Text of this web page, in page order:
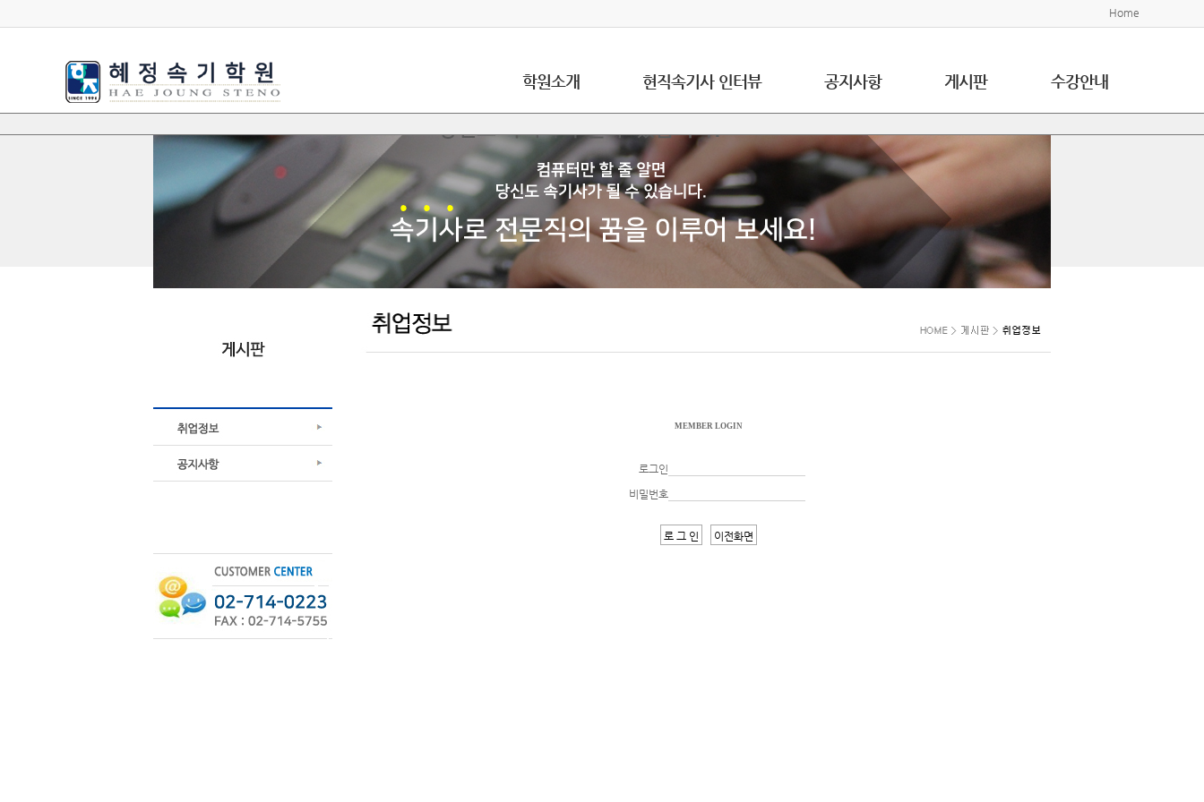
Home
학원소개 현직속기사 인터뷰 공지사항 게시판 수강안내
MEMBER LOGIN
로그인
비밀번호